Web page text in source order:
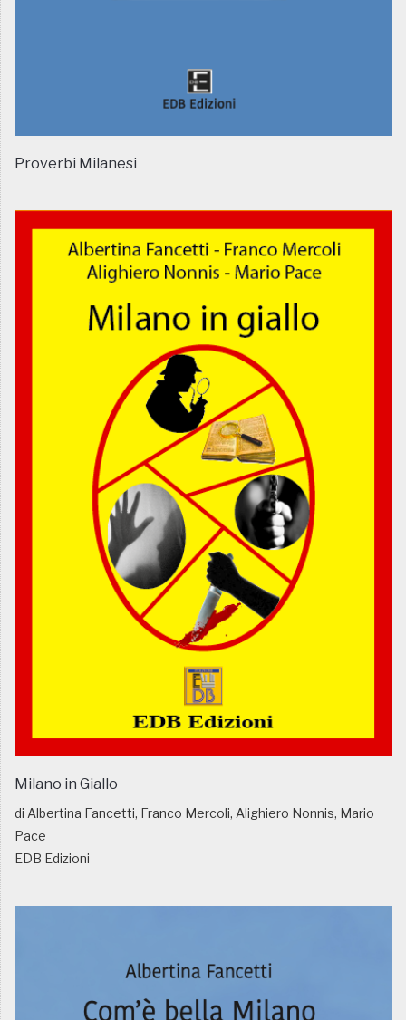
Proverbi Milanesi
Milano in Giallo
di Albertina Fancetti, Franco Mercoli, Alighiero Nonnis, Mario
Pace
EDB Edizioni